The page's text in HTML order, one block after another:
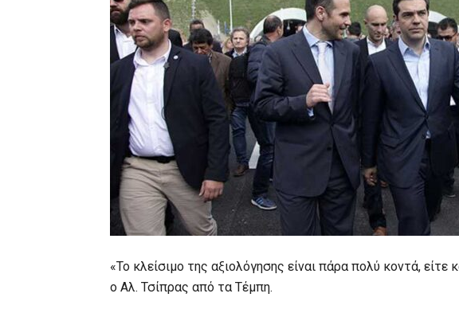
«Το κλείσιμο της αξιολόγησης είναι πάρα πολύ κοντά, είτε
ο Αλ. Τσίπρας από τα Τέμπη.